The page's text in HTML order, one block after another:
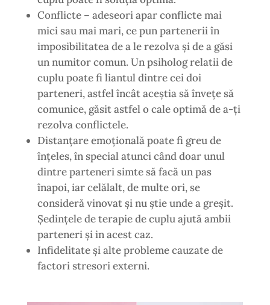
Conflicte – adeseori apar conflicte mai
mici sau mai mari, ce pun partenerii în
imposibilitatea de a le rezolva și de a găsi
un numitor comun. Un psiholog relatii de
cuplu poate fi liantul dintre cei doi
parteneri, astfel încât aceștia să învețe să
comunice, găsit astfel o cale optimă de a-ți
rezolva conflictele.
Distanţare emoţională poate fi greu de
înțeles, în special atunci când doar unul
dintre parteneri simte să facă un pas
înapoi, iar celălalt, de multe ori, se
consideră vinovat și nu știe unde a greșit.
Ședințele de terapie de cuplu ajută ambii
parteneri și in acest caz.
Infidelitate și alte probleme cauzate de
factori stresori externi.